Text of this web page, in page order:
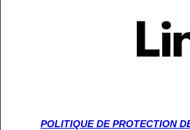
POLITIQUE DE PROTECTION